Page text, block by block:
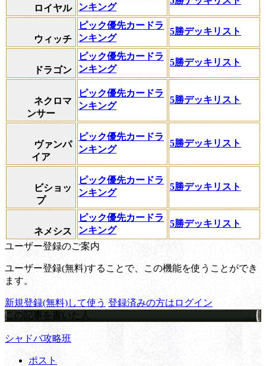
ロイヤル
ンキング
ウィッチ
ピック優先カードラ
ンキング
5勝デッキリスト
ドラゴン
ピック優先カードラ
ンキング
5勝デッキリスト
ネクロマ
ンサー
ピック優先カードラ
ンキング
5勝デッキリスト
ヴァンパ
イア
ピック優先カードラ
ンキング
5勝デッキリスト
ビショッ
プ
ピック優先カードラ
ンキング
5勝デッキリスト
ネメシス
ピック優先カードラ
ンキング
5勝デッキリスト
ユーザー登録のご案内
ユーザー登録(無料)することで、この機能を使うことができ
ます。
新規登録(無料)して使う 登録済みの方はログイン
この記事を書いた人
シャドバ攻略班
ポスト